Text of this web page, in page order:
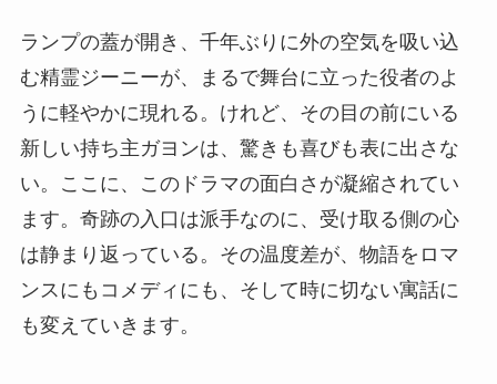
ランプの蓋が開き、千年ぶりに外の空気を吸い込
む精霊ジーニーが、まるで舞台に立った役者のよ
うに軽やかに現れる。けれど、その目の前にいる
新しい持ち主ガヨンは、驚きも喜びも表に出さな
い。ここに、このドラマの面白さが凝縮されてい
ます。奇跡の入口は派手なのに、受け取る側の心
は静まり返っている。その温度差が、物語をロマ
ンスにもコメディにも、そして時に切ない寓話に
も変えていきます。